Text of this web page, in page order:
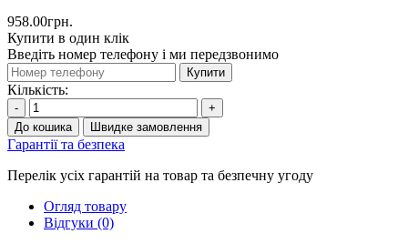
958.00грн.
Купити в один клік
Введіть номер телефону і ми передзвонимо
Купити
Кількість:
-
+
До кошика
Швидке замовлення
Гарантії та безпека
Перелік усіх гарантій на товар та безпечну угоду
Огляд товару
Відгуки (0)